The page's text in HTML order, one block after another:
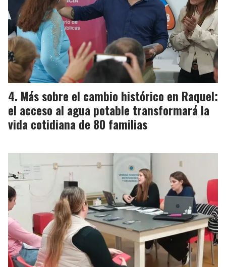
Más sobre el cambio histórico en Raquel:
el acceso al agua potable transformará la
vida cotidiana de 80 familias